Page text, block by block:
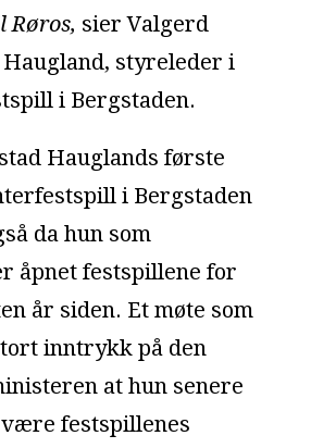
Røros, sier Valgerd
Haugland, styreleder i
i Bergstaden.
Hauglands første
i Bergstaden
da hun som
åpnet festspillene for
år siden. Et møte som
inntrykk på den
at hun senere
festspillenes